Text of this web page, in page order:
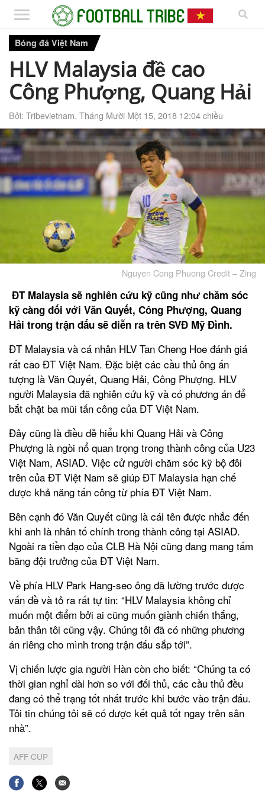
Bóng đá Việt Nam
HLV Malaysia đề cao
Công Phượng, Quang Hải
Bởi: Tribevietnam, Tháng Mười Một 15, 2018 12:04 chiều
Nguyen Cong Phuong Credit – Zing
ĐT Malaysia sẽ nghiên cứu kỹ cũng như chăm sóc
kỹ càng đối với Văn Quyết, Công Phượng, Quang
Hải trong trận đấu sẽ diễn ra trên SVĐ Mỹ Đình.
ĐT Malaysia và cá nhân HLV Tan Cheng Hoe đánh giá
rất cao ĐT Việt Nam. Đặc biệt các cầu thủ ông ấn
tượng là Văn Quyết, Quang Hải, Công Phượng. HLV
người Malaysia đã nghiên cứu kỹ và có phương án để
bắt chặt ba mũi tấn công của ĐT Việt Nam.
Đây cũng là điều dễ hiểu khi Quang Hải và Công
Phượng là ngòi nổ quan trọng trong thành công của U23
Việt Nam, ASIAD. Việc cử người chăm sóc kỹ bộ đôi
trên của ĐT Việt Nam sẽ giúp ĐT Malaysia hạn chế
được khả năng tấn công từ phía ĐT Việt Nam.
Bên cạnh đó Văn Quyết cũng là cái tên được nhắc đến
khi anh là nhân tố chính trong thành công tại ASIAD.
Ngoài ra tiền đạo của CLB Hà Nội cũng đang mang tấm
băng đội trưởng của ĐT Việt Nam.
Về phía HLV Park Hang-seo ông đã lường trước được
vấn đề và tỏ ra rất tự tin: “HLV Malaysia không chỉ
muốn một điểm bởi ai cũng muốn giành chiến thắng,
bản thân tôi cũng vậy. Chúng tôi đã có những phương
án riêng cho mình trong trận đấu sắp tới”.
Vị chiến lược gia người Hàn còn cho biết: “Chúng ta có
thời gian nghỉ dài hơn so với đối thủ, các cầu thủ đều
đang có thể trạng tốt nhất trước khi bước vào trận đấu.
Tôi tin chúng tôi sẽ có được kết quả tốt ngay trên sân
nhà”.
AFF CUP